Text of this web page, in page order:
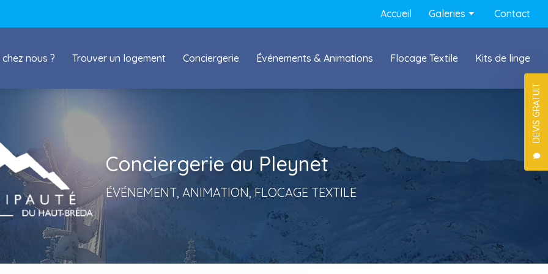
Navigation secondaire
Accueil Galeries
Événements & Animations
Contact
DEVIS GRATUIT
nous ?
Trouver un logement Conciergerie Événements & Animations Flocage Textile Kits de linge
Conciergerie au Pleynet
ÉVÉNEMENT, ANIMATION, FLOCAGE TEXTILE